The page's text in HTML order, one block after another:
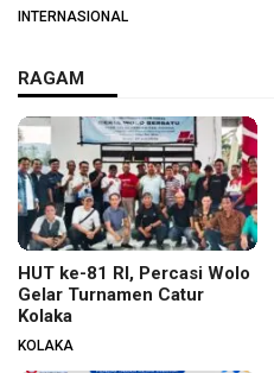
Hungaria
INTERNASIONAL
RAGAM
HUT ke-81 RI, Percasi Wolo
Gelar Turnamen Catur
Kolaka
KOLAKA